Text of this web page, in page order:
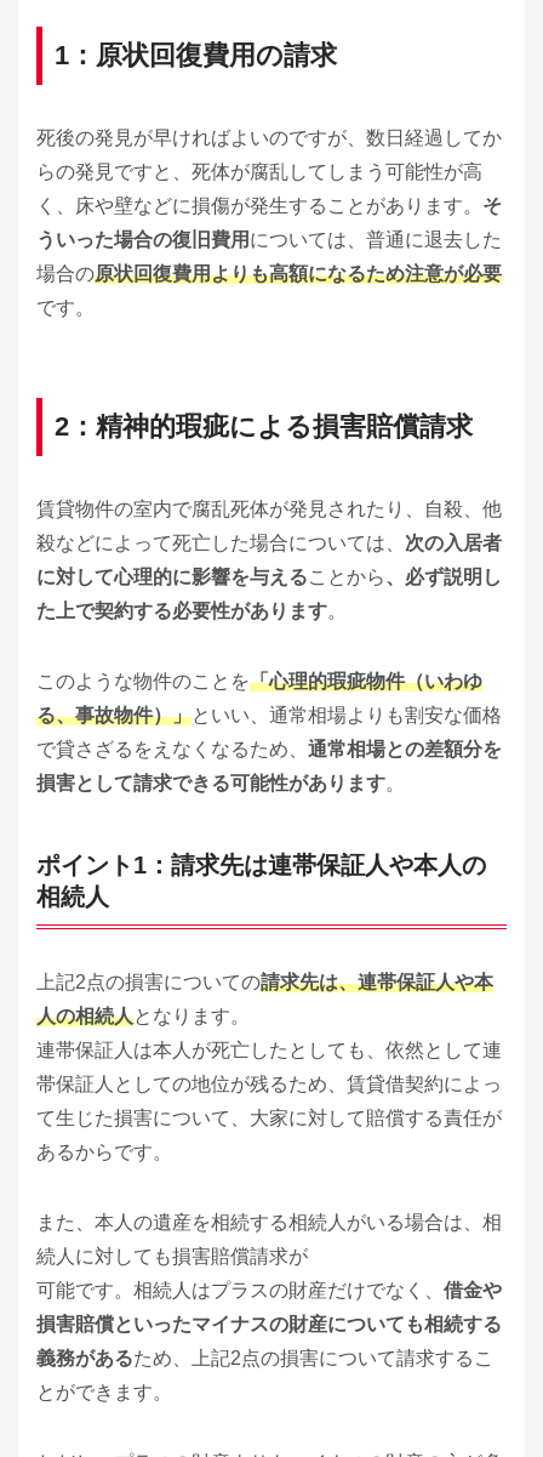
1：原状回復費用の請求
死後の発見が早ければよいのですが、数日経過してか
らの発見ですと、死体が腐乱してしまう可能性が高
く、床や壁などに損傷が発生することがあります。 そ
ういった場合の復旧費用 については、普通に退去した
場合の原状回復費用よりも高額になるため注意が必要
です。
2：精神的瑕疵による損害賠償請求
賃貸物件の室内で腐乱死体が発見されたり、自殺、他
殺などによって死亡した場合については、 次の入居者
に対して心理的に影響を与えることから、必ず説明し
た上で契約する必要性があります。
このような物件のことを「心理的瑕疵物件（いわゆ
る、事故物件）」といい、通常相場よりも割安な価格
で貸さざるをえなくなるため、 通常相場との差額分を
損害として請求できる可能性があります。
ポイント1：請求先は連帯保証人や本人の
相続人
上記2点の損害についての請求先は、連帯保証人や本
人の相続人となります。
連帯保証人は本人が死亡したとしても、依然として連
帯保証人としての地位が残るため、賃貸借契約によっ
て生じた損害について、大家に対して賠償する責任が
あるからです。
また、本人の遺産を相続する相続人がいる場合は、相
続人に対しても損害賠償請求が
可能です。相続人はプラスの財産だけでなく、 借金や
損害賠償といったマイナスの財産についても相続する
義務があるため、上記2点の損害について請求するこ
とができます。